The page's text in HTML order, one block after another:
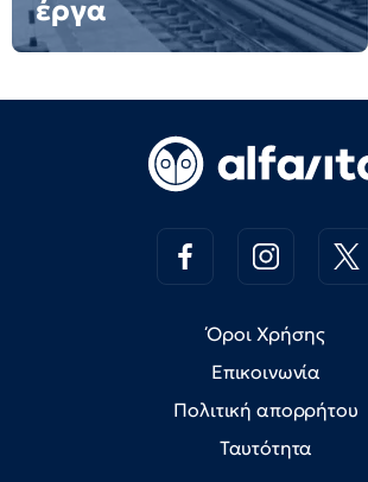
έργα
Όροι Χρήσης
Επικοινωνία
Πολιτική απορρήτου
Ταυτότητα